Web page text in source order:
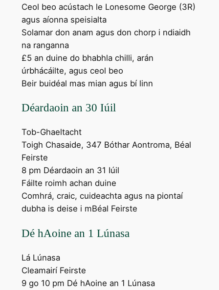
Ceol beo acústach le Lonesome George (3R)
agus aíonna speisialta
Solamar don anam agus don chorp i ndiaidh
na ranganna
£5 an duine do bhabhla chilli, arán
úrbhácáilte, agus ceol beo
Beir buidéal mas mian agus bí linn
Déardaoin an 30 Iúil
Tob-Ghaeltacht
Toigh Chasaide, 347 Bóthar Aontroma, Béal
Feirste
8 pm Déardaoin an 31 Iúil
Fáilte roimh achan duine
Comhrá, craic, cuideachta agus na piontaí
dubha is deise i mBéal Feirste
Dé hAoine an 1 Lúnasa
Lá Lúnasa
Cleamairí Feirste
9 go 10 pm Dé hAoine an 1 Lúnasa